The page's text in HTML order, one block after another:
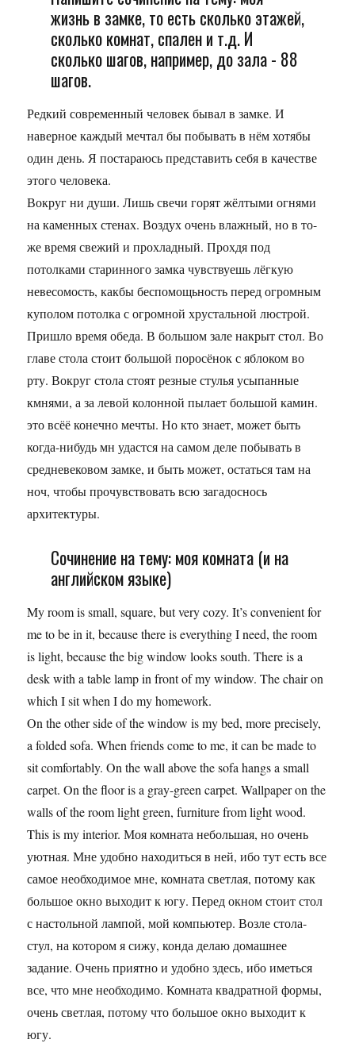
жизнь в замке, то есть сколько этажей,
сколько комнат, спален и т.д. И
сколько шагов, например, до зала - 88
шагов.
Редкий современный человек бывал в замке. И
наверное каждый мечтал бы побывать в нём хотябы
один день. Я постараюсь представить себя в качестве
этого человека.
Вокруг ни души. Лишь свечи горят жёлтыми огнями
на каменных стенах. Воздух очень влажный, но в то-
же время свежий и прохладный. Прохдя под
потолками старинного замка чувствуешь лёгкую
невесомость, какбы беспомощьность перед огромным
куполом потолка с огромной хрустальной люстрой.
Пришло время обеда. В большом зале накрыт стол. Во
главе стола стоит большой поросёнок с яблоком во
рту. Вокруг стола стоят резные стулья усыпанные
кмнями, а за левой колонной пылает большой камин.
это всёё конечно мечты. Но кто знает, может быть
когда-нибудь мн удастся на самом деле побывать в
средневековом замке, и быть может, остаться там на
ноч, чтобы прочувствовать всю загадоснось
архитектуры.
Сочинение на тему: моя комната (и на
английском языке)
My room is small, square, but very cozy. It’s convenient for
me to be in it, because there is everything I need, the room
is light, because the big window looks south. There is a
desk with a table lamp in front of my window. The chair on
which I sit when I do my homework.
On the other side of the window is my bed, more precisely,
a folded sofa. When friends come to me, it can be made to
sit comfortably. On the wall above the sofa hangs a small
carpet. On the floor is a gray-green carpet. Wallpaper on the
walls of the room light green, furniture from light wood.
This is my interior. Моя комната небольшая, но очень
уютная. Мне удобно находиться в ней, ибо тут есть все
самое необходимое мне, комната светлая, потому как
большое окно выходит к югу. Перед окном стоит стол
с настольной лампой, мой компьютер. Возле стола-
стул, на котором я сижу, конда делаю домашнее
задание. Очень приятно и удобно здесь, ибо иметься
все, что мне необходимо. Комната квадратной формы,
очень светлая, потому что большое окно выходит к
югу.